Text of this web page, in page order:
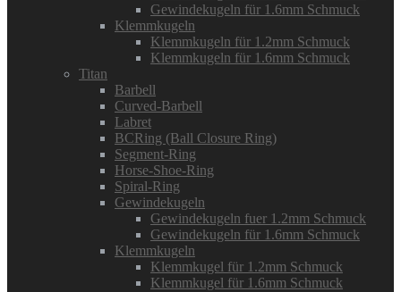
Gewindekugeln für 1.6mm Schmuck
Klemmkugeln
Klemmkugeln für 1.2mm Schmuck
Klemmkugeln für 1.6mm Schmuck
Titan
Barbell
Curved-Barbell
Labret
BCRing (Ball Closure Ring)
Segment-Ring
Horse-Shoe-Ring
Spiral-Ring
Gewindekugeln
Gewindekugeln fuer 1.2mm Schmuck
Gewindekugeln für 1.6mm Schmuck
Klemmkugeln
Klemmkugel für 1.2mm Schmuck
Klemmkugel für 1.6mm Schmuck